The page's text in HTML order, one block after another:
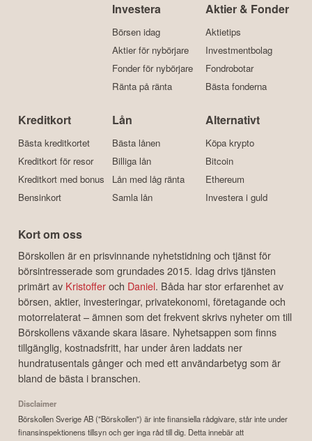
Investera
Börsen idag
Aktier för nybörjare
Fonder för nybörjare
Ränta på ränta
Aktier & Fonder
Aktietips
Investmentbolag
Fondrobotar
Bästa fonderna
Kreditkort
Bästa kreditkortet
Kreditkort för resor
Kreditkort med bonus
Bensinkort
Lån
Bästa lånen
Billiga lån
Lån med låg ränta
Samla lån
Alternativt
Köpa krypto
Bitcoin
Ethereum
Investera i guld
Kort om oss
Börskollen är en prisvinnande nyhetstidning och tjänst för
börsintresserade som grundades 2015. Idag drivs tjänsten
primärt av Kristofferoch Daniel. Båda har stor erfarenhet av
börsen, aktier, investeringar, privatekonomi, företagande och
motorrelaterat – ämnen som det frekvent skrivs nyheter om till
Börskollens växande skara läsare. Nyhetsappen som finns
tillgänglig, kostnadsfritt, har under åren laddats ner
hundratusentals gånger och med ett användarbetyg som är
bland de bästa i branschen.
Disclaimer
Börskollen Sverige AB ("Börskollen") är inte finansiella rådgivare, står inte under
finansinspektionens tillsyn och ger inga råd till dig. Detta innebär att